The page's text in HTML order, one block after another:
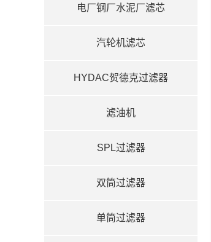
电厂钢厂水泥厂滤芯
汽轮机滤芯
HYDAC贺德克过滤器
滤油机
SPL过滤器
双筒过滤器
单筒过滤器